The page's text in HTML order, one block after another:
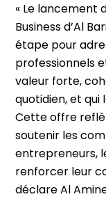
« Le lancement
Business d’Al
étape pour
professionnels
valeur forte,
quotidien, et qui
Cette offre
soutenir les
entrepreneurs,
renforcer leur
déclare Al